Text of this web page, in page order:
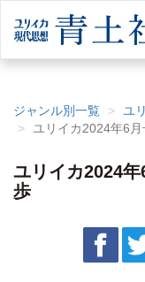
ジャンル別一覧
ユ
ユリイカ2024年6
ユリイカ2024
歩